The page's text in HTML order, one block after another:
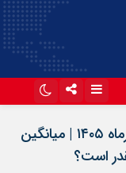
لیست قیمت خرید مسکن در قلهک تیرماه ۱۴۰۵ | میانگین
است؟